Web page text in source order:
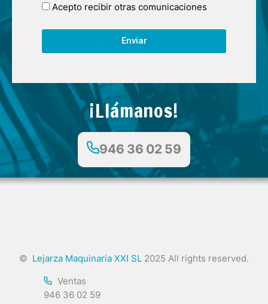
Acepto recibir otras comunicaciones
Enviar
¡Llámanos!
946 36 02 59
© Lejarza Maquinaria XXI SL 2025 All rights reserved.
Ventas
946 36 02 59